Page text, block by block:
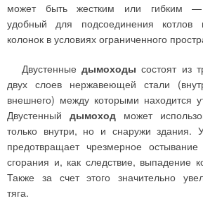
может быть жестким или гибким —
удобный для подсоединения котлов
колонок в условиях ограниченного
Двустенныедымоходы состоят из
двух слоев нержавеющей стали
внешнего) между которыми находится
Двустенныйдымоход может
только внутри, но и снаружи здания.
предотвращает чрезмерное остывание
сгорания и, как следствие, выпадение
Также за счет этого значительно
тяга.
воды